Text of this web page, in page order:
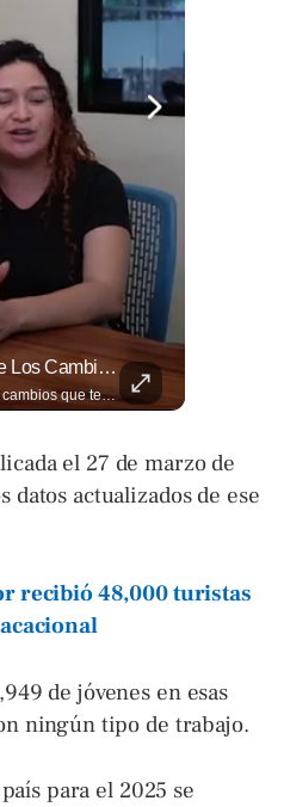
¿Qué Opinas De Los Cambios Que Tendrá Este Proyecto?
¿Qué opinas de los cambios que tendrá este proyecto? Jardines verticales, ciclovía y accesos inclusivos destacan entre las novedades del viaducto Los Chorros. Lee más 👉 eldiariodehoy.com
el 27 de marzo de
datos actualizados de ese
recibió 48,000 turistas
de jóvenes en esas
ningún tipo de trabajo.
para el 2025 se